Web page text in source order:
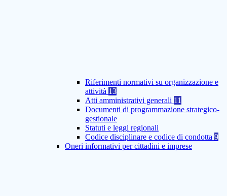
Riferimenti normativi su organizzazione e
attività 13
Atti amministrativi generali 11
Documenti di programmazione strategico-
gestionale
Statuti e leggi regionali
Codice disciplinare e codice di condotta 9
Oneri informativi per cittadini e imprese